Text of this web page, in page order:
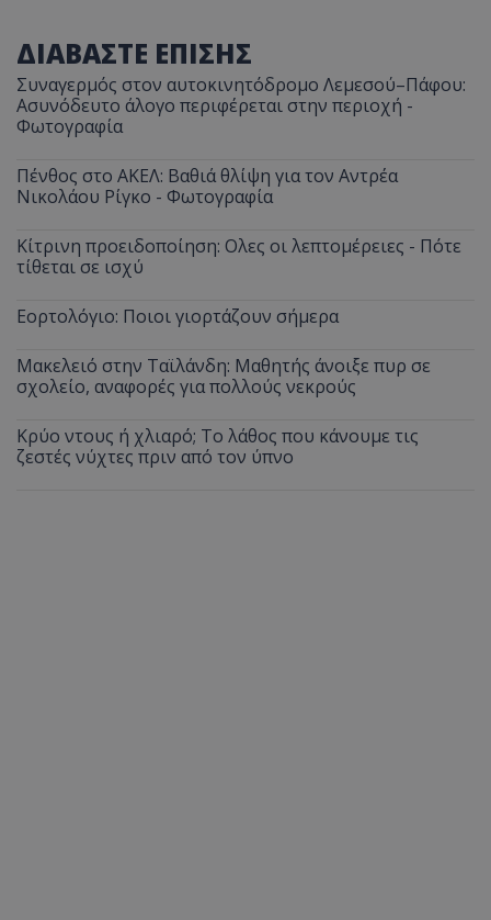
ΔΙΑΒΑΣΤΕ ΕΠΙΣΗΣ
Συναγερμός στον αυτοκινητόδρομο Λεμεσού–Πάφου:
Ασυνόδευτο άλογο περιφέρεται στην περιοχή -
Φωτογραφία
Πένθος στο ΑΚΕΛ: Βαθιά θλίψη για τον Αντρέα
Νικολάου Ρίγκο - Φωτογραφία
Κίτρινη προειδοποίηση: Ολες οι λεπτομέρειες - Πότε
τίθεται σε ισχύ
Εορτολόγιο: Ποιοι γιορτάζουν σήμερα
Μακελειό στην Ταϊλάνδη: Μαθητής άνοιξε πυρ σε
σχολείο, αναφορές για πολλούς νεκρούς
Κρύο ντους ή χλιαρό; Το λάθος που κάνουμε τις
ζεστές νύχτες πριν από τον ύπνο